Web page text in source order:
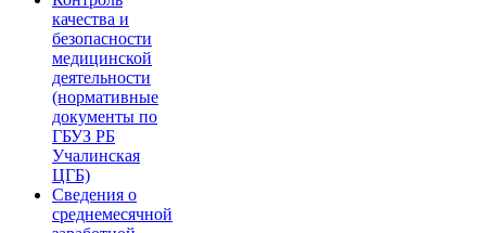
качества и
безопасности
медицинской
деятельности
(нормативные
документы по
ГБУЗ РБ
Учалинская
ЦГБ)
Сведения о
среднемесячной